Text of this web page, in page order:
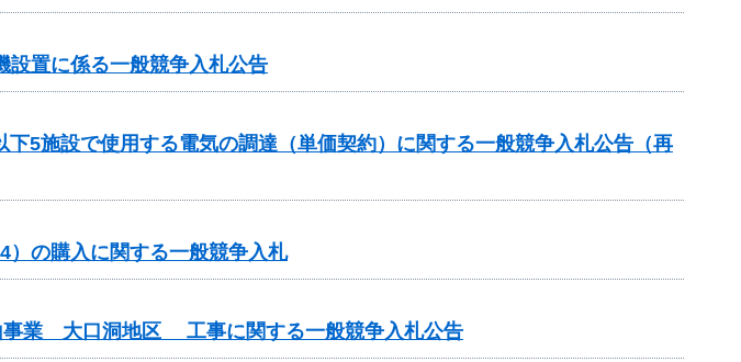
設置に係る一般競争入札公告
5施設で使用する電気の調達（単価契約）に関する一般競争入札公告（再
の購入に関する一般競争入札
事業 大口洞地区 工事に関する一般競争入札公告